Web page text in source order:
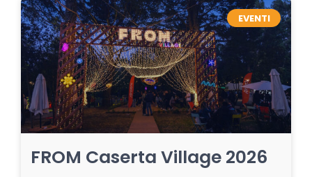
EVENTI
FROM Caserta Village 2026